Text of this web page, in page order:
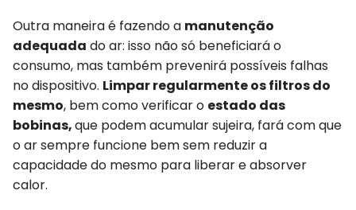
Outra maneira é fazendo a manutenção
adequada do ar: isso não só beneficiará o
consumo, mas também prevenirá possíveis falhas
no dispositivo. Limpar regularmente os filtros do
mesmo, bem como verificar o estado das
bobinas,que podem acumular sujeira, fará com que
o ar sempre funcione bem sem reduzir a
capacidade do mesmo para liberar e absorver
calor.